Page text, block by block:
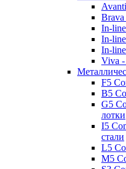
Brava
In-
In-
In-
Viva -
F5
B5
G5
лотки
I5
стали
L5
M5